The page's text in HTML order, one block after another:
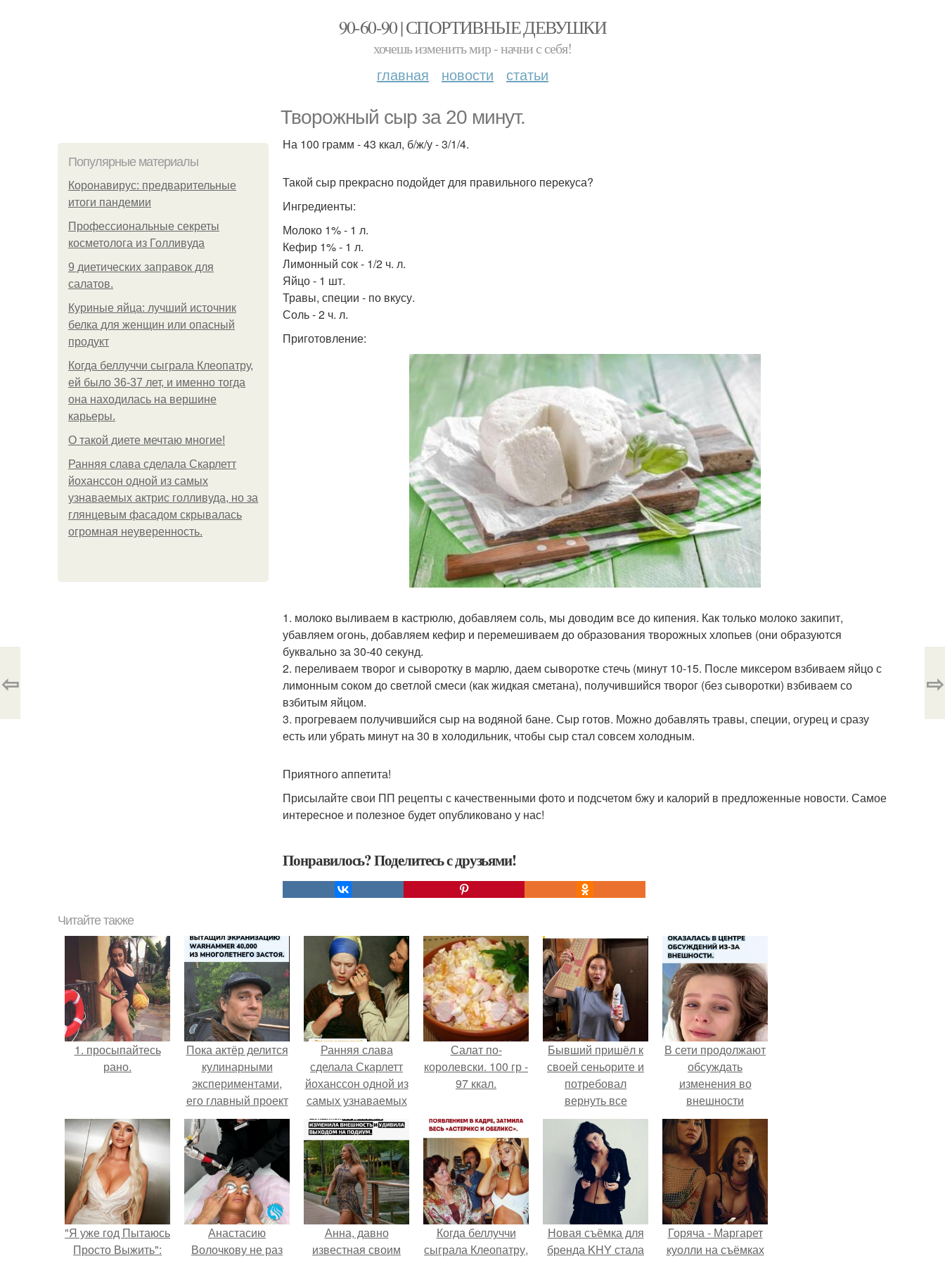
90-60-90 | СПОРТИВНЫЕ ДЕВУШКИ
хочешь изменить мир - начни с себя!
главная новости статьи
Творожный сыр за 20 минут.
Популярные материалы
Коронавирус: предварительные
итоги пандемии
Профессиональные секреты
косметолога из Голливуда
9 диетических заправок для
салатов.
Куриные яйца: лучший источник
белка для женщин или опасный
продукт
Когда беллуччи сыграла Клеопатру,
ей было 36-37 лет, и именно тогда
она находилась на вершине
карьеры.
О такой диете мечтаю многие!
Ранняя слава сделала Скарлетт
йоханссон одной из самых
узнаваемых актрис голливуда, но за
глянцевым фасадом скрывалась
огромная неуверенность.
На 100 грамм - 43 ккал, б/ж/у - 3/1/4.
Такой сыр прекрасно подойдет для правильного перекуса?
Ингредиенты:
Молоко 1% - 1 л.
Кефир 1% - 1 л.
Лимонный сок - 1/2 ч. л.
Яйцо - 1 шт.
Травы, специи - по вкусу.
Соль - 2 ч. л.
Приготовление:
1. молоко выливаем в кастрюлю, добавляем соль, мы доводим все до кипения. Как только молоко закипит,
убавляем огонь, добавляем кефир и перемешиваем до образования творожных хлопьев (они образуются
буквально за 30-40 секунд.
2. переливаем творог и сыворотку в марлю, даем сыворотке стечь (минут 10-15. После миксером взбиваем яйцо с
лимонным соком до светлой смеси (как жидкая сметана), получившийся творог (без сыворотки) взбиваем со
взбитым яйцом.
3. прогреваем получившийся сыр на водяной бане. Сыр готов. Можно добавлять травы, специи, огурец и сразу
есть или убрать минут на 30 в холодильник, чтобы сыр стал совсем холодным.
Приятного аппетита!
Присылайте свои ПП рецепты с качественными фото и подсчетом бжу и калорий в предложенные новости. Самое
интересное и полезное будет опубликовано у нас!
Понравилось? Поделитесь с друзьями!
⇦ ⇨
Читайте также
1. просыпайтесь
рано.
Пока актёр делится
кулинарными
экспериментами,
его главный проект
сделал серьёзный
шаг вперёд.
Ранняя слава
сделала Скарлетт
йоханссон одной из
самых узнаваемых
актрис голливуда,
но за глянцевым
фасадом
скрывалась
огромная
неуверенность.
Салат по-
королевски. 100 гр -
97 ккал.
Бывший пришёл к
своей сеньорите и
потребовал
вернуть все
подарки.
В сети продолжают
обсуждать
изменения во
внешности
актрисы.
"Я уже год Пытаюсь
Просто Выжить":
Анастасию
Волочкову не раз
Анна, давно
известная своим
Когда беллуччи
сыграла Клеопатру,
Новая съёмка для
бренда KHY стала
Горяча - Маргарет
куолли на съёмках